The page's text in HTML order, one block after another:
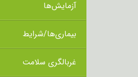
آزمایش‌ها
بیماری‌ها/شرایط
غربالگری سلامت